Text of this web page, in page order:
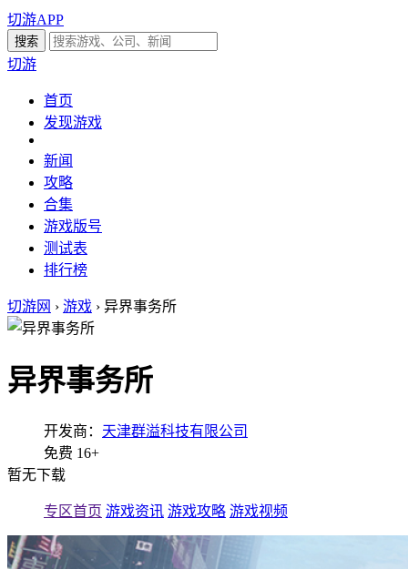
切游APP
切游
首页
发现游戏
新闻
攻略
合集
游戏版号
测试表
排行榜
切游网 › 游戏 › 异界事务所
异界事务所
开发商： 天津群溢科技有限公司
免费 16+
暂无下载
专区首页 游戏资讯 游戏攻略 游戏视频